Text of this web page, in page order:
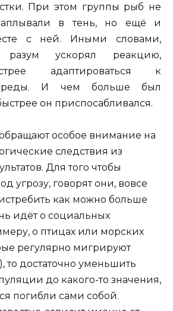
При этом группы рыб не
в тень, но ещё и
с ней. Иными словами,
разум ускорял реакцию,
адаптироваться к
И чем больше был
он приспосабливался.
особое внимание на
следствия из
Для того чтобы
угрозу, говорят они, вовсе
как можно больше
идёт о социальных
о птицах или морских
регулярно мигрируют
то достаточно уменьшить
до какого-то значения,
погибли сами собой.